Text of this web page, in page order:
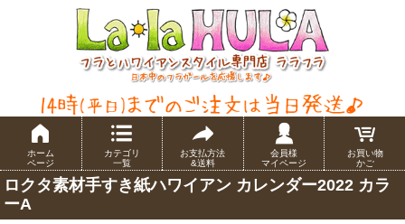
ホーム
ページ
カテゴリ
一覧
お支払方法
&送料
会員様
マイページ
お買い物
かご
ロクタ素材手すき紙ハワイアン カレンダー2022 カラ
ーA